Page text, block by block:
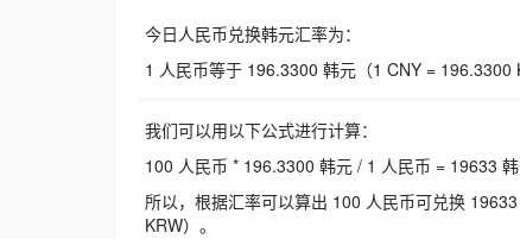
今日人民币兑换韩元汇率为：
1 人民币等于 196.3300 韩元（1 CNY = 196.3300
我们可以用以下公式进行计算：
100 人民币 * 196.3300 韩元 / 1 人民币 = 19633
所以，根据汇率可以算出 100 人民币可兑换
KRW）。